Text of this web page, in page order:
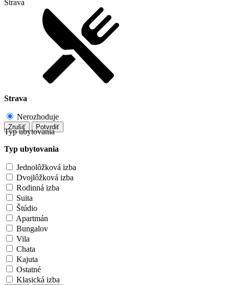
Strava
Strava
Nerozhoduje
Zrušiť Potvrdiť
Typ ubytovania
Typ ubytovania
Jednolôžková izba
Dvojlôžková izba
Rodinná izba
Suita
Štúdio
Apartmán
Bungalov
Vila
Chata
Kajuta
Ostatné
Klasická izba